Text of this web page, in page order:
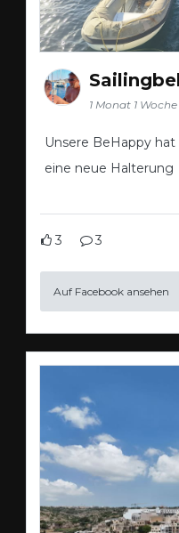
1 Monat 1
Unsere BeHappy
eine neue Halterung
3 3
Auf Facebook ansehen